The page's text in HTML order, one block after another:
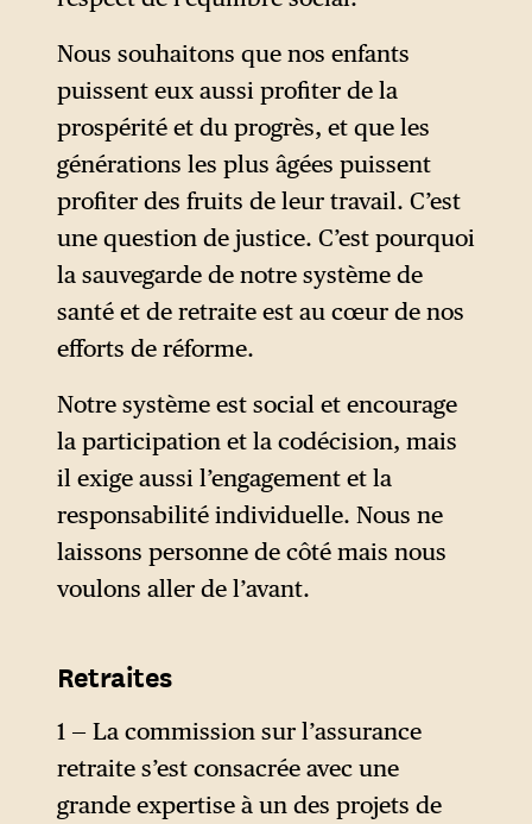
Nous souhaitons que nos enfants
puissent eux aussi profiter de la
prospérité et du progrès, et que les
générations les plus âgées puissent
profiter des fruits de leur travail. C’est
une question de justice. C’est pourquoi
la sauvegarde de notre système de
santé et de retraite est au cœur de nos
efforts de réforme.
Notre système est social et encourage
la participation et la codécision, mais
il exige aussi l’engagement et la
responsabilité individuelle. Nous ne
laissons personne de côté mais nous
voulons aller de l’avant.
Retraites
1 — La commission sur l’assurance
retraite s’est consacrée avec une
grande expertise à un des projets de